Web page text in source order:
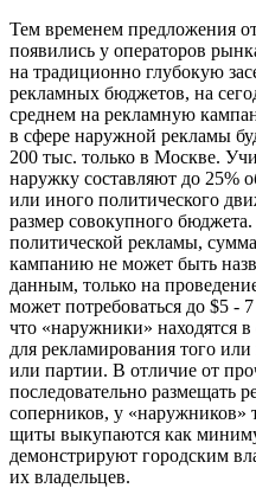
Тем временем предложения
появились у операторов
на традиционно глубокую
рекламных бюджетов, на
среднем на рекламную
в сфере наружной рекламы
200 тыс. только в Москве.
наружку составляют до 25%
или иного политического
размер совокупного
политической рекламы,
кампанию не может быть
данным, только на
может потребоваться до $5 -
что «наружники» находятся
для рекламирования того
или партии. В отличие от
последовательно размещать
соперников, у «наружников»
щиты выкупаются как
демонстрируют городским
их владельцев.